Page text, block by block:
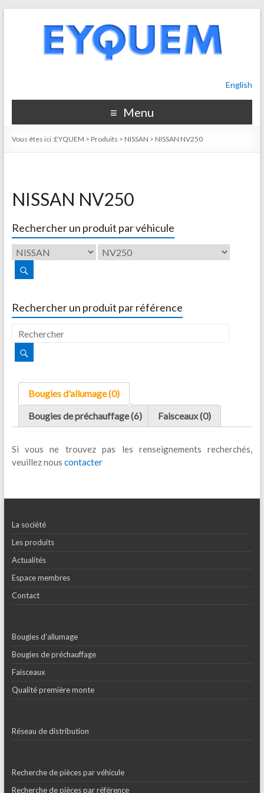
English
Menu
Vous êtes ici :EYQUEM > Produits > NISSAN > NISSAN NV250
NISSAN NV250
Rechercher un produit par véhicule
Rechercher un produit par référence
Bougies d'allumage (0)
Bougies de préchauffage (6)
Faisceaux (0)
Si vous ne trouvez pas les renseignements recherchés,
veuillez nous contacter
La société
Les produits
Actualités
Espace membres
Contact
Bougies d’allumage
Bougies de préchauffage
Faisceaux
Qualité première monte
Réseau de distribution
Recherche de pièces par véhicule
Recherche de pièces par référence